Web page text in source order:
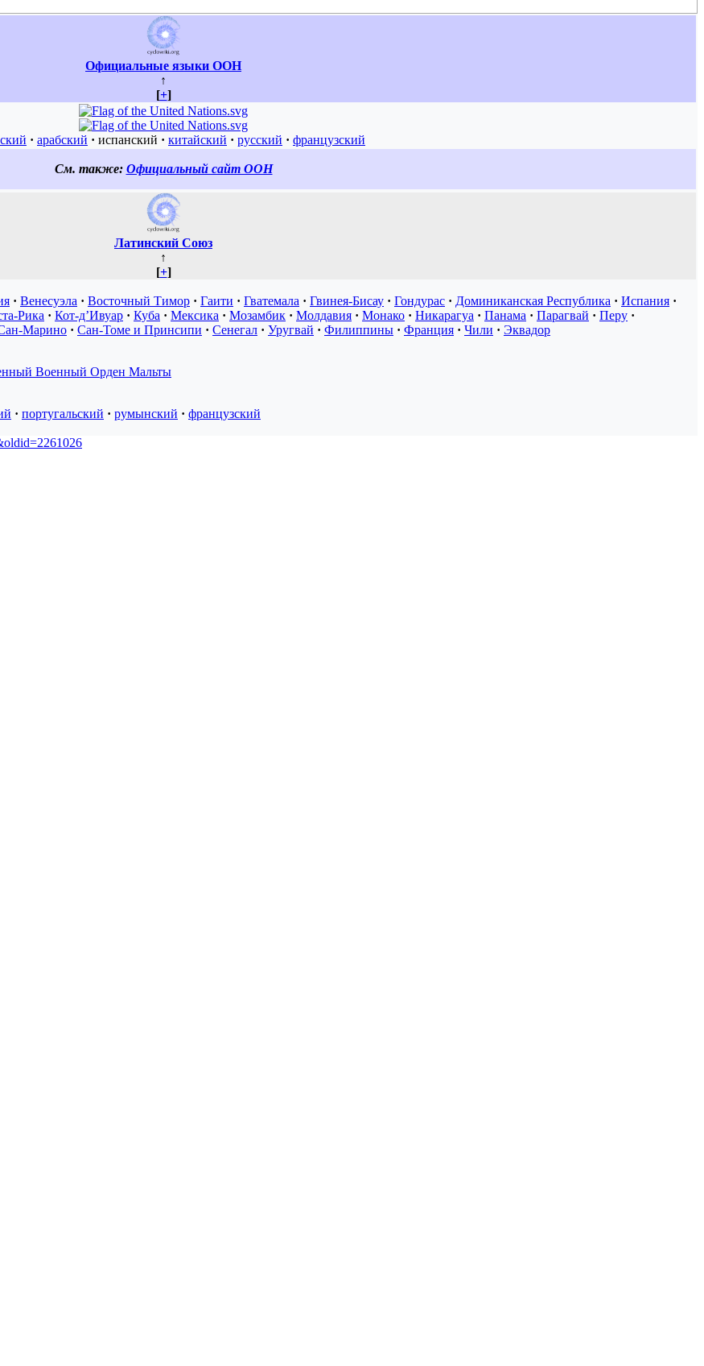
Официальные языки ООН
↑
[+]
· арабский · испанский · китайский · русский · французский
См. также: Официальный сайт ООН
Латинский Союз
↑
[+]
· Венесуэла · Восточный Тимор · Гаити · Гватемала · Гвинея-Бисау · Гондурас · Доминиканская Республика · Испания ·
Рика · Кот-д’Ивуар · Куба · Мексика · Мозамбик · Молдавия · Монако · Никарагуа · Панама · Парагвай · Перу ·
Марино · Сан-Томе и Принсипи · Сенегал · Уругвай · Филиппины · Франция · Чили · Эквадор
Военный Орден Мальты
· португальский · румынский · французский